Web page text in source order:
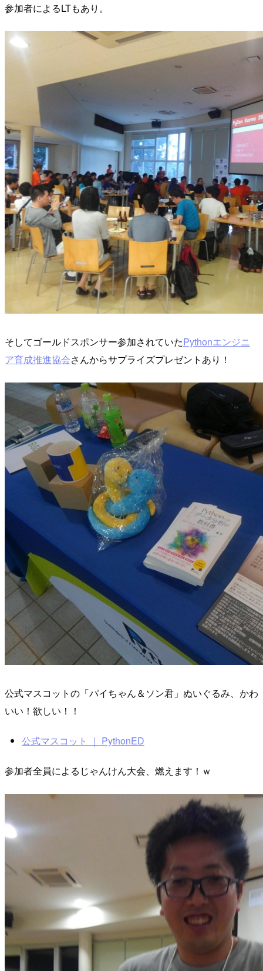
参加者によるLTもあり。
そしてゴールドスポンサー参加されていたPythonエンジニ
ア育成推進協会さんからサプライズプレゼントあり！
公式マスコットの「パイちゃん＆ソン君」ぬいぐるみ、かわ
いい！欲しい！！
公式マスコット ｜ PythonED
参加者全員によるじゃんけん大会、燃えます！ｗ